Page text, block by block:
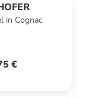
in Cognac
€